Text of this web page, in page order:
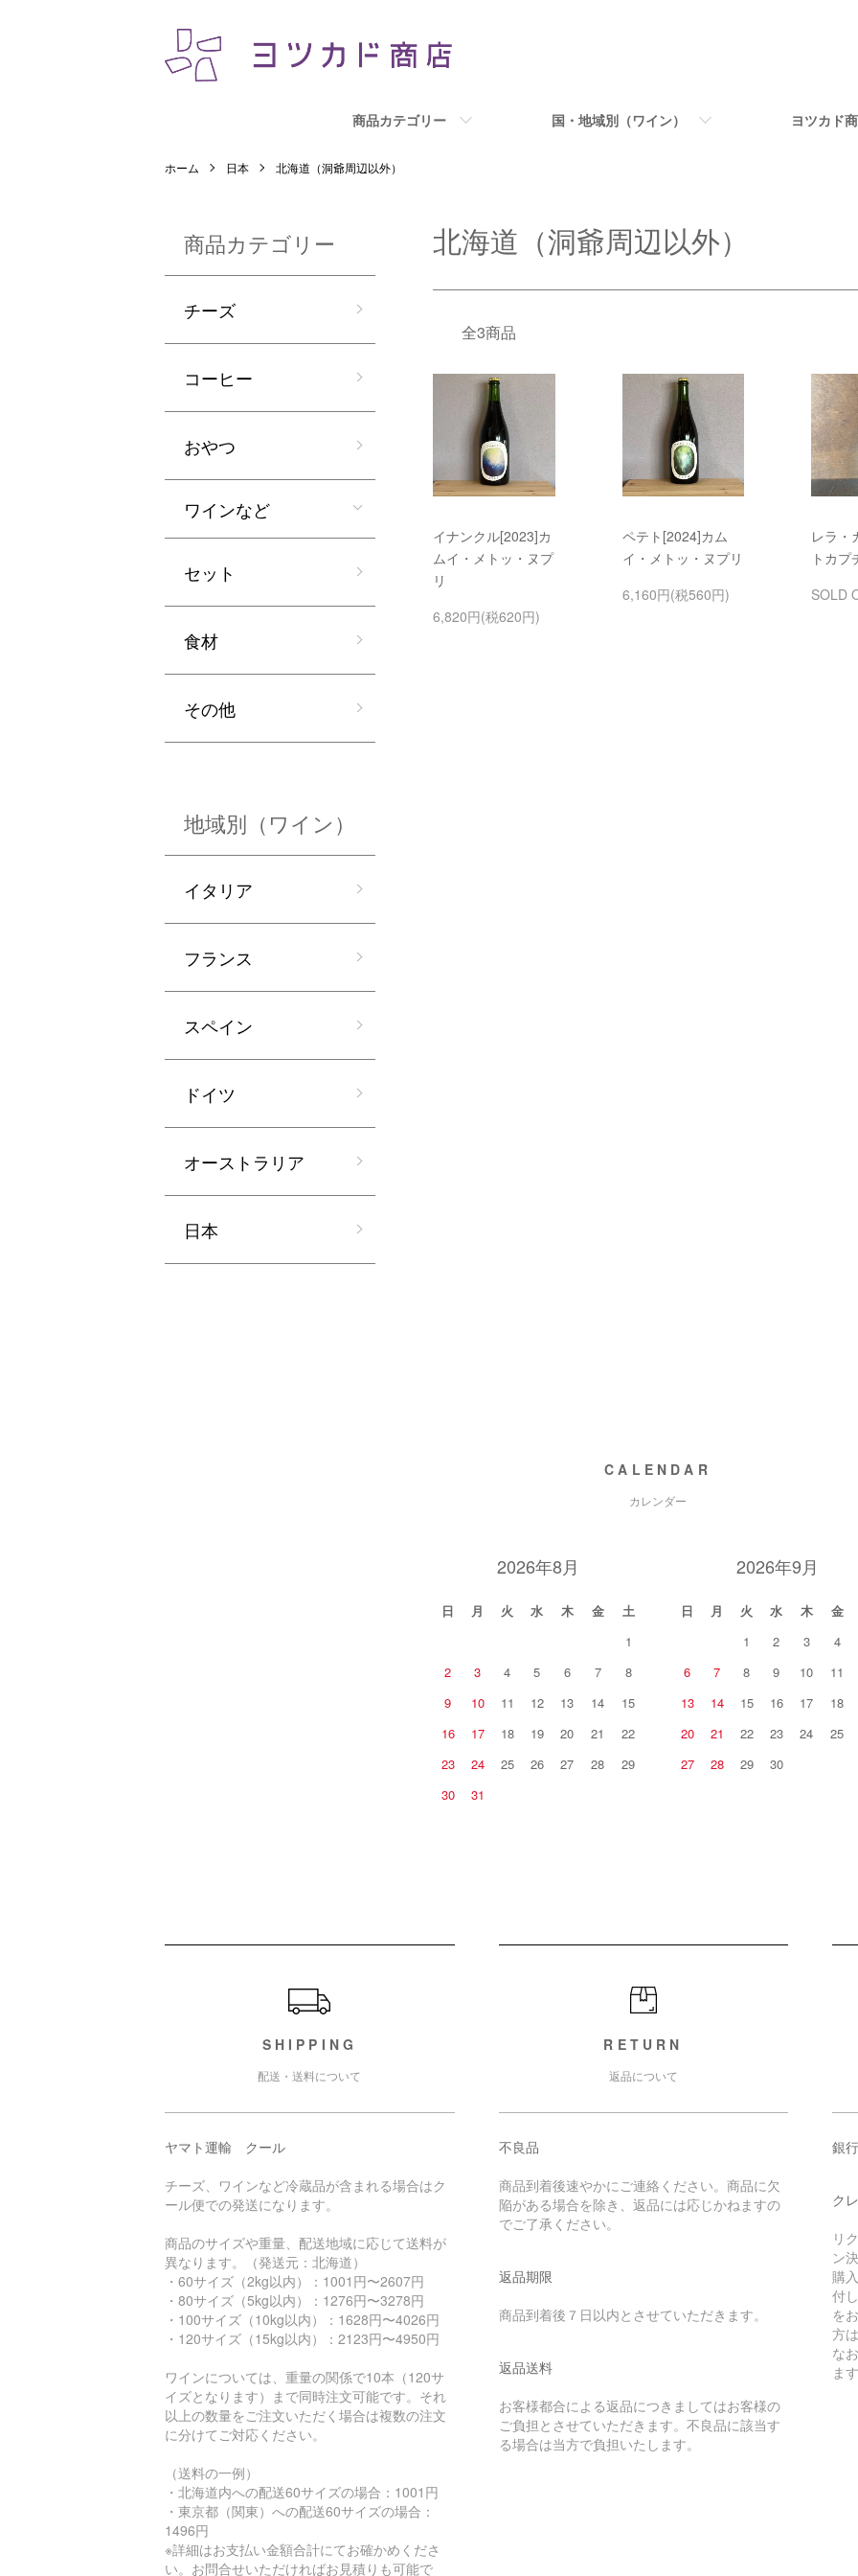
商品カテゴリー 国・地域別（ワイン） ヨツカド
ホーム 日本 北海道（洞爺周辺以外）
北海道（洞爺周辺以外）
全3商品
イナンクル[2023]カ
ムイ・メトッ・ヌプ
リ
6,820円(税620円)
ペテト[2024]カム
イ・メトッ・ヌプリ
6,160円(税560円)
レラ・
トカプ
SOLD
商品カテゴリー
チーズ
コーヒー
おやつ
ワインなど
セット
食材
その他
地域別（ワイン）
イタリア
フランス
スペイン
ドイツ
オーストラリア
日本
CALENDAR
カレンダー
2026年8月
日 月 火 水 木 金
土
1
2
3 4 5 6 7
8
9
10 11 12 13 14
15
16
17 18 19 20 21
22
23
24 25 26 27 28
29
30
31
2026年9月
日 月 火 水 木 金
1
2 3 4
6
7 8 9 10 11
13
14 15 16 17 18
20
21 22 23 24 25
27
28 29 30
SHIPPING
配送・送料について
ヤマト運輸 クール
チーズ、ワインなど冷蔵品が含まれる場合はク
ール便での発送になります。
商品のサイズや重量、配送地域に応じて送料が
異なります。（発送元：北海道）
・60サイズ（2kg以内）：1001円〜2607円
・80サイズ（5kg以内）：1276円〜3278円
・100サイズ（10kg以内）：1628円〜4026円
・120サイズ（15kg以内）：2123円〜4950円
ワインについては、重量の関係で10本（120サ
イズとなります）まで同時注文可能です。それ
以上の数量をご注文いただく場合は複数の注文
に分けてご対応ください。
（送料の一例）
・北海道内への配送60サイズの場合：1001円
・東京都（関東）への配送60サイズの場合：
1496円
※詳細はお支払い金額合計にてお確かめくださ
い。お問合せいただければお見積りも可能で
RETURN
返品について
不良品
商品到着後速やかにご連絡ください。商品に欠
陥がある場合を除き、返品には応じかねますの
でご了承ください。
返品期限
商品到着後７日以内とさせていただきます。
返品送料
お客様都合による返品につきましてはお客様の
ご負担とさせていただきます。不良品に該当す
る場合は当方で負担いたします。
銀
ク
リ
ン
購
付
を
方
な
ます